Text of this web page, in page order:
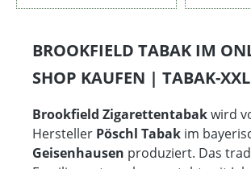
BROOKFIELD TABAK IM
SHOP KAUFEN | TABAK-
Brookfield Zigarettentabakwird
Hersteller Pöschl Tabak im
Geisenhausen produziert. Das